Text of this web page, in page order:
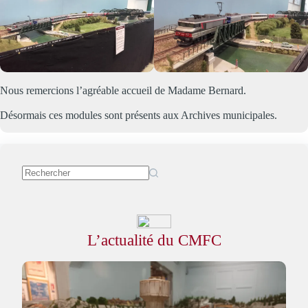
Nous remercions l’agréable accueil de Madame Bernard.
Désormais ces modules sont présents aux Archives municipales.
L’actualité du CMFC